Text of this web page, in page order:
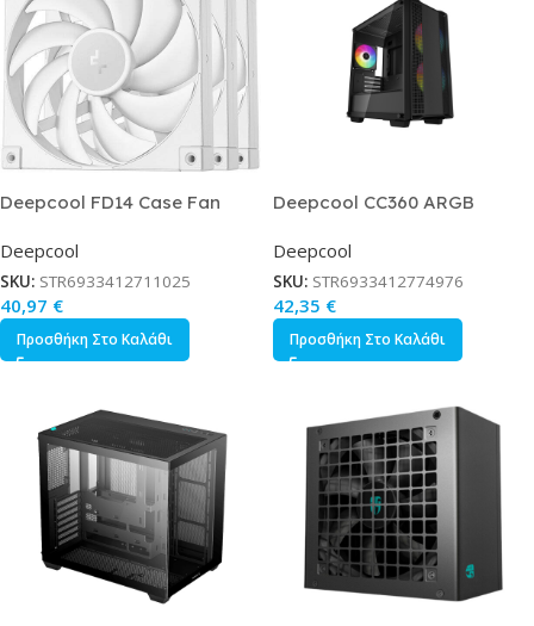
Deepcool FD14 Case Fan
3τμχ Λευκό
Deepcool
SKU: STR6933412711025
40,97 €
Προσθήκη Στο Καλάθι
Deepcool CC360 ARGB
Υπολογιστή με Πλαϊνό
Παράθυρο Μαύρο
Deepcool
SKU: STR6933412774976
42,35 €
Προσθήκη Στο Καλάθι